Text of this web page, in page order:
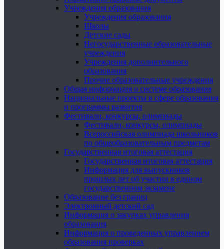
Учреждения образования
Учреждения образования
Школы
Детские сады
Негосударственные образовательные
учреждения
Учреждения дополнительного
образования
Прочие образовательные учреждения
Общая информация о системе образования
Национальные проекты в сфере образования
и программы развития
Фестивали, конкурсы, олимпиады
Фестивали, конкурсы, олимпиады
Всероссийская олимпиада школьников
по общеобразовательным предметам
Государственная итоговая аттестация
Государственная итоговая аттестация
Информация для выпускников
прошлых лет об участии в едином
государственном экзамене
Образование без границ
Электронный детский сад
Информация о закупках управления
образования
Информация о проведенных управлением
образования проверках